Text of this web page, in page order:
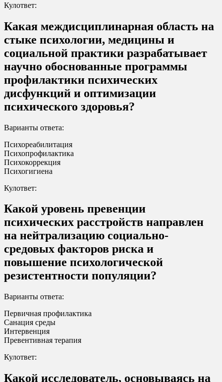
Кулответ:
Какая междисциплинарная область на
стыке психологии, медицины и
социальной практики разрабатывает
научно обоснованные программы
профилактики психических
дисфункций и оптимизации
психического здоровья?
Варианты ответа:
Психореабилитация
Психопрофилактика
Психокоррекция
Психогигиена
Кулответ:
Какой уровень превенции
психических расстройств направлен
на нейтрализацию социально-
средовых факторов риска и
повышение психологической
резистентности популяции?
Варианты ответа:
Первичная профилактика
Санация среды
Интервенция
Превентивная терапия
Кулответ:
Какой исследователь, основываясь на